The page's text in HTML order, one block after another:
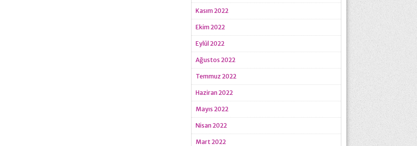
Kasım 2022
Ekim 2022
Eylül 2022
Ağustos 2022
Temmuz 2022
Haziran 2022
Mayıs 2022
Nisan 2022
Mart 2022